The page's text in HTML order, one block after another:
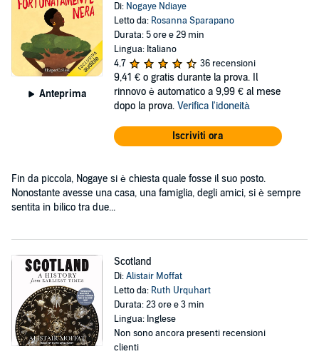
Anteprima
Di: Nogaye Ndiaye
Letto da: Rosanna Sparapano
Durata: 5 ore e 29 min
Lingua: Italiano
4,7
36 recensioni
9,41 € o gratis durante la prova. Il
rinnovo è automatico a 9,99 € al mese
dopo la prova. Verifica l'idoneità
Iscriviti ora
Fin da piccola, Nogaye si è chiesta quale fosse il suo posto.
Nonostante avesse una casa, una famiglia, degli amici, si è sempre
sentita in bilico tra due...
Scotland
Di:Alistair Moffat
Letto da: Ruth Urquhart
Durata: 23 ore e 3 min
Lingua: Inglese
Non sono ancora presenti recensioni
clienti